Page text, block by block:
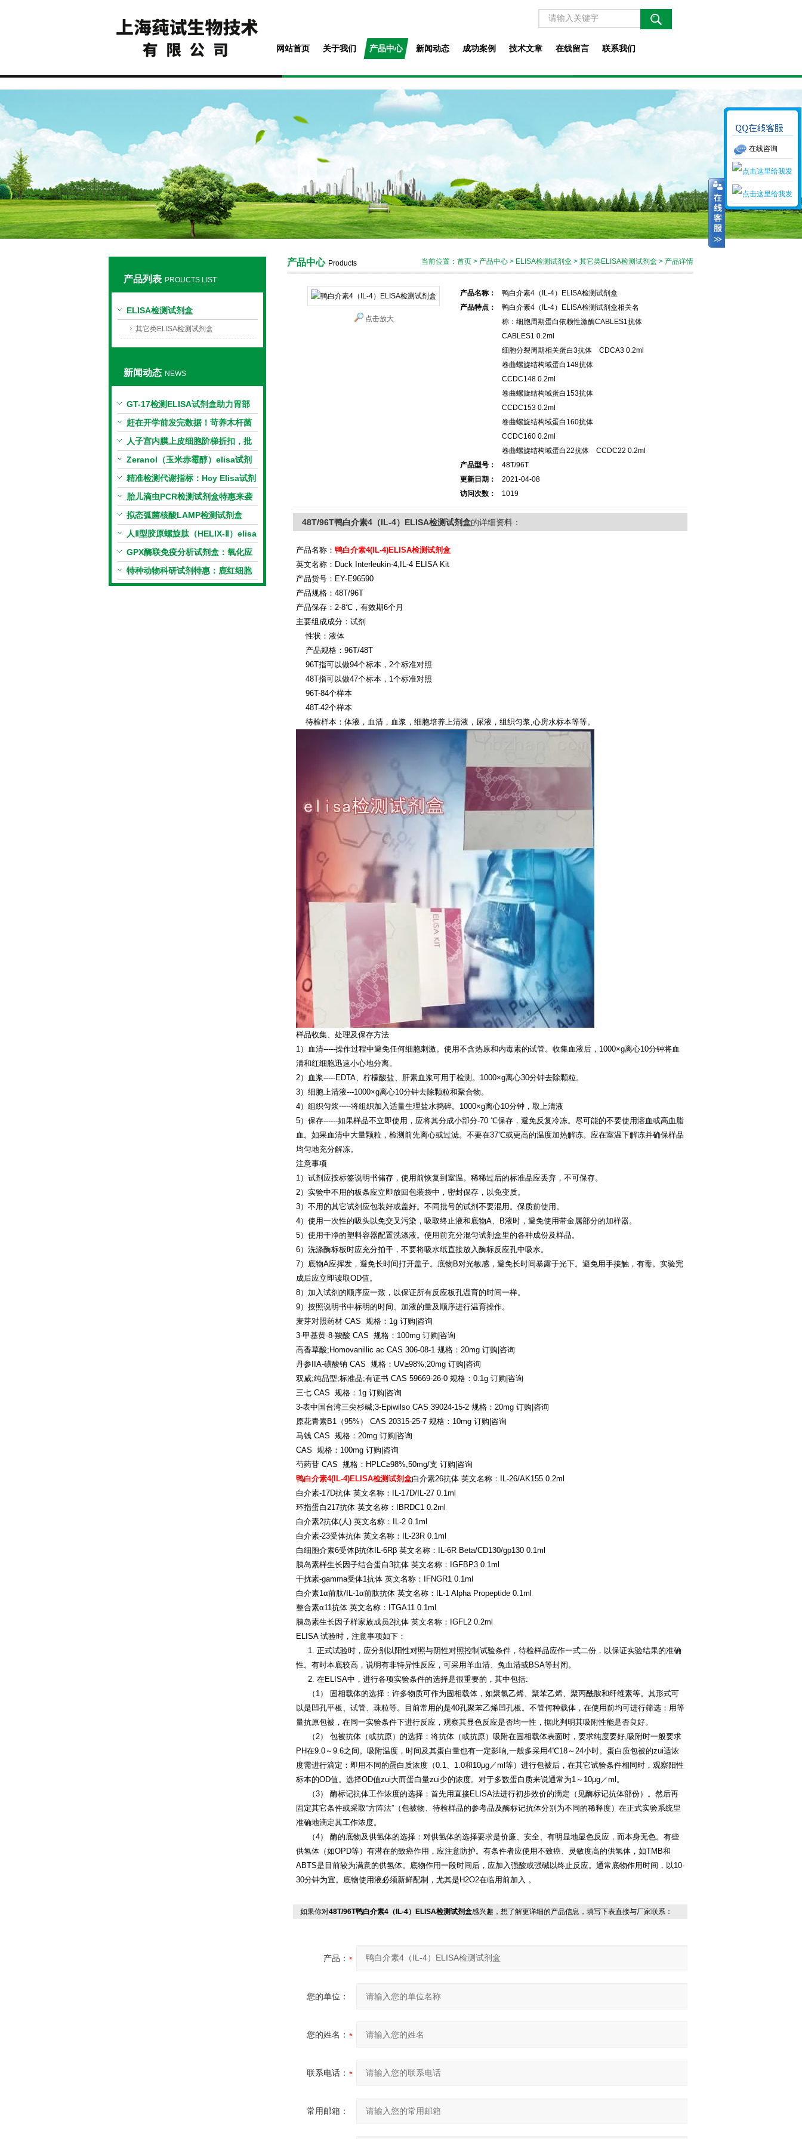
网站首页 关于我们 产品中心 新闻动态 成功案例 技术文章 在线留言 联系我们
产品列表 PROUCTS LIST
ELISA检测试剂盒
其它类ELISA检测试剂盒
新闻动态 NEWS
GT-17检测ELISA试剂盒助力胃部
相关指标样本定量研究
赶在开学前发完数据！苛养木杆菌
PCR检测试剂盒暑假优惠开启
人子宫内膜上皮细胞阶梯折扣，批
量更划算
Zeranol（玉米赤霉醇）elisa试剂
盒特惠
精准检测代谢指标：Hcy Elisa试剂
盒的科研应用与技术特点
胎儿滴虫PCR检测试剂盒特惠来袭
拟态弧菌核酸LAMP检测试剂盒
（恒温荧光法）新品上市优惠活动
人Ⅱ型胶原螺旋肽（HELIX-Ⅱ）elisa
试剂盒科研优惠活动开启
GPX酶联免疫分析试剂盒：氧化应
激研究精准检测工具
特种动物科研试剂特惠：鹿红细胞
膜蛋白(EMP)ELISA试剂盒让利活
产品中心 Products 当前位置： 首页 > 产品中心 > ELISA检测试剂盒 > 其它类ELISA检测试剂盒 > 产品详情
点击放大
产品名称：
鸭白介素4（IL-4）ELISA检测试剂盒
产品特点：
鸭白介素4（IL-4）ELISA检测试剂盒相关名
称：细胞周期蛋白依赖性激酶CABLES1抗体
CABLES1 0.2ml
细胞分裂周期相关蛋白3抗体 CDCA3 0.2ml
卷曲螺旋结构域蛋白148抗体
CCDC148 0.2ml
卷曲螺旋结构域蛋白153抗体
CCDC153 0.2ml
卷曲螺旋结构域蛋白160抗体
CCDC160 0.2ml
卷曲螺旋结构域蛋白22抗体 CCDC22 0.2ml
产品型号：
48T/96T
更新日期：
2021-04-08
访问次数：
1019
48T/96T鸭白介素4（IL-4）ELISA检测试剂盒的详细资料：
产品名称： 鸭白介素4(IL-4)ELISA检测试剂盒
英文名称： Duck Interleukin-4,IL-4 ELISA Kit
产品货号： EY-E96590
产品规格： 48T/96T
产品保存： 2-8℃，有效期6个月
主要组成成分：试剂
性状：液体
产品规格：96T/48T
96T指可以做94个标本，2个标准对照
48T指可以做47个标本，1个标准对照
96T-84个样本
48T-42个样本
待检样本：体液，血清，血浆，细胞培养上清液，尿液，组织匀浆,心房水标本等等。
样品收集、处理及保存方法
1）血清-----操作过程中避免任何细胞刺激。使用不含热原和内毒素的试管。收集血液后，1000×g离心10分钟将血
清和红细胞迅速小心地分离。
2）血浆-----EDTA、柠檬酸盐、肝素血浆可用于检测。1000×g离心30分钟去除颗粒。
3）细胞上清液---1000×g离心10分钟去除颗粒和聚合物。
4）组织匀浆-----将组织加入适量生理盐水捣碎。1000×g离心10分钟，取上清液
5）保存------如果样品不立即使用，应将其分成小部分-70 ℃保存，避免反复冷冻。尽可能的不要使用溶血或高血脂
血。如果血清中大量颗粒，检测前先离心或过滤。不要在37℃或更高的温度加热解冻。应在室温下解冻并确保样品
均匀地充分解冻。
注意事项
1）试剂应按标签说明书储存，使用前恢复到室温。稀稀过后的标准品应丢弃，不可保存。
2）实验中不用的板条应立即放回包装袋中，密封保存，以免变质。
3）不用的其它试剂应包装好或盖好。不同批号的试剂不要混用。保质前使用。
4）使用一次性的吸头以免交叉污染，吸取终止液和底物A、B液时，避免使用带金属部分的加样器。
5）使用干净的塑料容器配置洗涤液。使用前充分混匀试剂盒里的各种成份及样品。
6）洗涤酶标板时应充分拍干，不要将吸水纸直接放入酶标反应孔中吸水。
7）底物A应挥发，避免长时间打开盖子。底物B对光敏感，避免长时间暴露于光下。避免用手接触，有毒。实验完
成后应立即读取OD值。
8）加入试剂的顺序应一致，以保证所有反应板孔温育的时间一样。
9）按照说明书中标明的时间、加液的量及顺序进行温育操作。
麦芽对照药材 CAS 规格：1g 订购|咨询
3-甲基黄-8-羧酸 CAS 规格：100mg 订购|咨询
高香草酸;Homovanillic ac CAS 306-08-1 规格：20mg 订购|咨询
丹参 IIA-磺酸钠 CAS 规格：UV≥98%;20mg 订购|咨询
双威;纯品型;标准品;有证书 CAS 59669-26-0 规格：0.1g 订购|咨询
三七 CAS 规格：1g 订购|咨询
3-表中国台湾三尖杉碱;3-Epiwilso CAS 39024-15-2 规格：20mg 订购|咨询
原花青素B1（95%） CAS 20315-25-7 规格：10mg 订购|咨询
马钱 CAS 规格：20mg 订购|咨询
CAS 规格：100mg 订购|咨询
芍药苷 CAS 规格：HPLC≥98%,50mg/支 订购|咨询
鸭白介素4(IL-4)ELISA检测试剂盒白介素26抗体 英文名称：IL-26/AK155 0.2ml
白介素-17D抗体 英文名称：IL-17D/IL-27 0.1ml
环指蛋白217抗体 英文名称：IBRDC1 0.2ml
白介素2抗体(人) 英文名称：IL-2 0.1ml
白介素-23受体抗体 英文名称：IL-23R 0.1ml
白细胞介素6受体β抗体IL-6Rβ 英文名称：IL-6R Beta/CD130/gp130 0.1ml
胰岛素样生长因子结合蛋白3抗体 英文名称：IGFBP3 0.1ml
干扰素-gamma受体1抗体 英文名称：IFNGR1 0.1ml
白介素1α前肽/IL-1α前肽抗体 英文名称：IL-1 Alpha Propeptide 0.1ml
整合素α11抗体 英文名称：ITGA11 0.1ml
胰岛素生长因子样家族成员2抗体 英文名称：IGFL2 0.2ml
ELISA 试验时，注意事项如下：
1. 正式试验时，应分别以阳性对照与阴性对照控制试验条件，待检样品应作一式二份，以保证实验结果的准确
性。有时本底较高，说明有非特异性反应，可采用羊血清、兔血清或BSA等封闭。
2. 在ELISA中，进行各项实验条件的选择是很重要的，其中包括:
（1） 固相载体的选择：许多物质可作为固相载体，如聚氯乙烯、聚苯乙烯、聚丙酰胺和纤维素等。其形式可
以是凹孔平板、试管、珠粒等。目前常用的是40孔聚苯乙烯凹孔板。不管何种载体，在使用前均可进行筛选：用等
量抗原包被，在同一实验条件下进行反应，观察其显色反应是否均一性，据此判明其吸附性能是否良好。
（2） 包被抗体（或抗原）的选择：将抗体（或抗原）吸附在固相载体表面时，要求纯度要好,吸附时一般要求
PH在9.0～9.6之间。吸附温度，时间及其蛋白量也有一定影响,一般多采用4℃18～24小时。蛋白质包被的zui适浓
度需进行滴定：即用不同的蛋白质浓度（0.1、1.0和10μg／ml等）进行包被后，在其它试验条件相同时，观察阳性
标本的OD值。选择OD值zui大而蛋白量zui少的浓度。对于多数蛋白质来说通常为1～10μg／ml。
（3） 酶标记抗体工作浓度的选择：首先用直接ELISA法进行初步效价的滴定（见酶标记抗体部份）。然后再
固定其它条件或采取“方阵法”（包被物、待检样品的参考品及酶标记抗体分别为不同的稀释度）在正式实验系统里
准确地滴定其工作浓度。
（4） 酶的底物及供氢体的选择：对供氢体的选择要求是价廉、安全、有明显地显色反应，而本身无色。有些
供氢体（如OPD等）有潜在的致癌作用，应注意防护。有条件者应使用不致癌、灵敏度高的供氢体，如TMB和
ABTS是目前较为满意的供氢体。底物作用一段时间后，应加入强酸或强碱以终止反应。通常底物作用时间，以10-
30分钟为宜。底物使用液必须新鲜配制，尤其是H2O2在临用前加入 。
如果你对48T/96T鸭白介素4（IL-4）ELISA检测试剂盒感兴趣，想了解更详细的产品信息，填写下表直接与厂家联系：
产品：
您的单位：
您的姓名：
联系电话：
常用邮箱：
在线咨询